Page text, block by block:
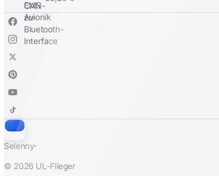
S
Selenny®
© 2026 UL-Flieger